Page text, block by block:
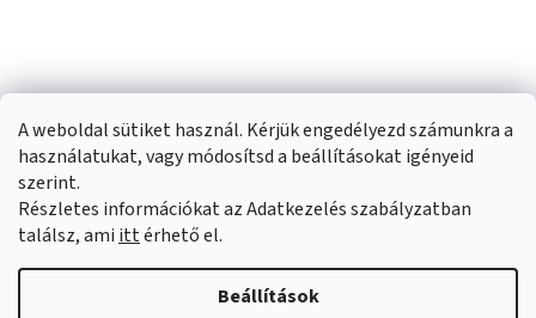
A weboldal sütiket használ. Kérjük engedélyezd számunkra a
használatukat, vagy módosítsd a beállításokat igényeid
szerint.
Részletes információkat az Adatkezelés szabályzatban
találsz, ami ittérhető el.
Beállítások
Shoptet készítette
Sportfit.hu. Minden jog fenntartva.